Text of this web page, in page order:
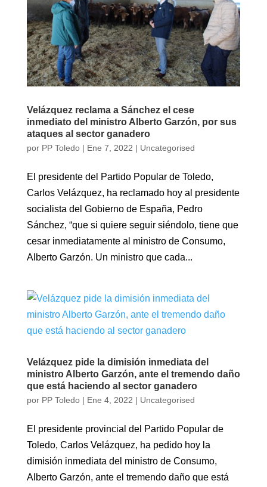
Velázquez reclama a Sánchez el cese
inmediato del ministro Alberto Garzón, por sus
ataques al sector ganadero
por PP Toledo| Ene 7, 2022 | Uncategorised
El presidente del Partido Popular de Toledo,
Carlos Velázquez, ha reclamado hoy al presidente
socialista del Gobierno de España, Pedro
Sánchez, “que si quiere seguir siéndolo, tiene que
cesar inmediatamente al ministro de Consumo,
Alberto Garzón. Un ministro que cada...
Velázquez pide la dimisión inmediata del
ministro Alberto Garzón, ante el tremendo daño
que está haciendo al sector ganadero
por PP Toledo| Ene 4, 2022 | Uncategorised
El presidente provincial del Partido Popular de
Toledo, Carlos Velázquez, ha pedido hoy la
dimisión inmediata del ministro de Consumo,
Alberto Garzón, ante el tremendo daño que está